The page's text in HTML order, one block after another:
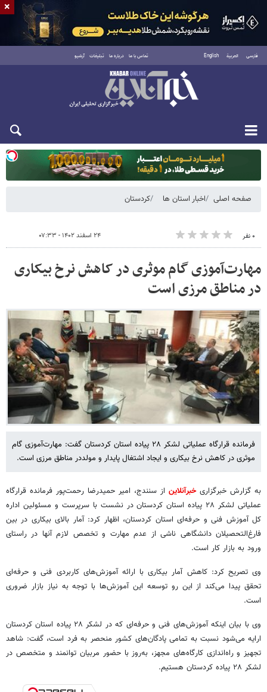
فارسی العربية English تماس با ما درباره ما تبلیغات آرشیو
یکشنبه ۱۸ مرداد ۱۴۰۵
صفحه اصلی اخبار استان ها کردستان
۰ نفر ۲۴ اسفند ۱۴۰۲ - ۰۷:۳۳
مهارت‌آموزی گام موثری در کاهش نرخ بیکاری
در مناطق مرزی است
فرمانده قرارگاه عملیاتی لشکر ۲۸ پیاده استان کردستان گفت: مهارت‌آموزی گام
موثری در کاهش نرخ بیکاری و ایجاد اشتغال پایدار و مولددر مناطق مرزی است.
به گزارش خبرگزاریخبرآنلاین از سنندج، امیر حمیدرضا رحمت‌پور فرمانده قرارگاه
عملیاتی لشکر ۲۸ پیاده استان کردستان در نشست با سرپرست و مسئولین اداره
کل آموزش فنی و حرفه‌ای استان کردستان، اظهار کرد: آمار بالای بیکاری در بین
فارغ‌التحصیلان دانشگاهی ناشی از عدم مهارت و تخصص لازم آنها در راستای
ورود به بازار کار است.
وی تصریح کرد: کاهش آمار بیکاری با ارائه آموزش‌های کاربردی فنی و حرفه‌ای
تحقق پیدا می‌کند از این رو توسعه این آموزش‌ها با توجه به نیاز بازار ضروری
است.
وی با بیان اینکه آموزش‌های فنی و حرفه‌ای که در لشکر ۲۸ پیاده استان کردستان
ارایه می‌شود نسبت به تمامی پادگان‌های کشور منحصر به فرد است، گفت: شاهد
تجهیز و راه‌اندازی کارگاه‌های مجهز، به‌روز با حضور مربیان توانمند و متخصص در
لشکر ۲۸ پیاده کردستان هستیم.
×